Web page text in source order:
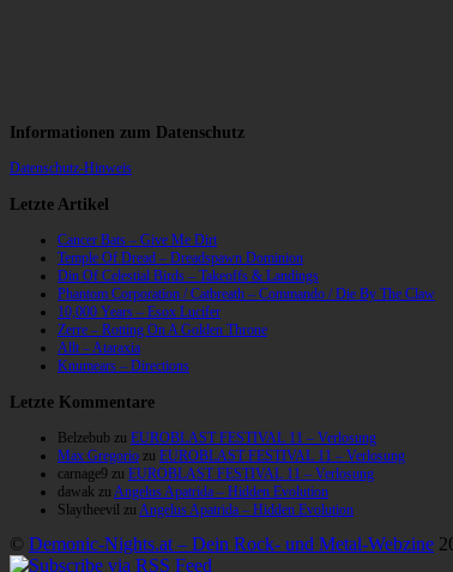
Informationen zum Datenschutz
Datenschutz-Hinweis
Letzte Artikel
Cancer Bats – Give Me Dirt
Temple Of Dread – Dreadspawn Dominion
Din Of Celestial Birds – Takeoffs & Landings
Phantom Corporation / Catbreath – Commando / Die By The Claw
10,000 Years – Esox Lucifer
Zerre – Rotting On A Golden Throne
Allt – Ataraxia
Knumears – Directions
Letzte Kommentare
Belzebub zu EUROBLAST FESTIVAL 11 – Verlosung
Max Gregorio zu EUROBLAST FESTIVAL 11 – Verlosung
carnage9 zu EUROBLAST FESTIVAL 11 – Verlosung
dawak zu Angelus Apatrida – Hidden Evolution
Slaytheevil zu Angelus Apatrida – Hidden Evolution
© Demonic-Nights.at – Dein Rock- und Metal-Webzine